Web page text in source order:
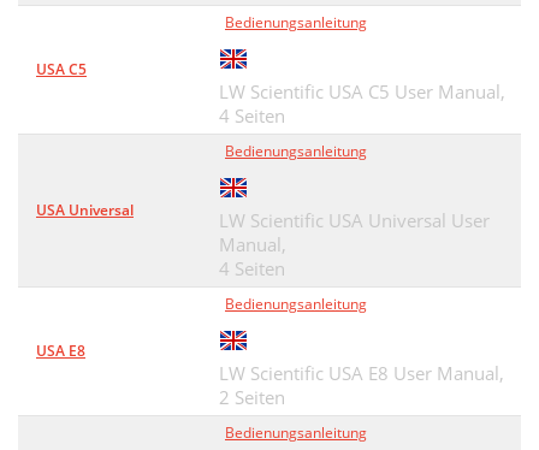
USA C5
Bedienungsanleitung
LW Scientific USA C5 User Manual,
4 Seiten
USA Universal
Bedienungsanleitung
LW Scientific USA Universal User
Manual,
4 Seiten
USA E8
Bedienungsanleitung
LW Scientific USA E8 User Manual,
2 Seiten
Bedienungsanleitung